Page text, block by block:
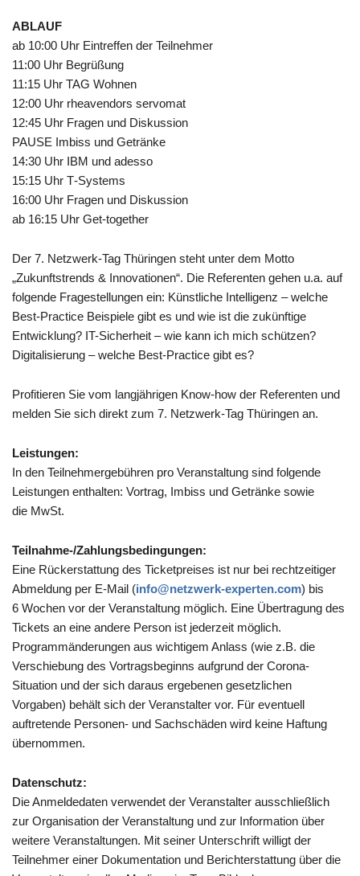
ABLAUF
ab 10:00 Uhr Ein­tref­fen der Teilnehmer
11:00 Uhr Begrüßung
11:15 Uhr TAG Wohnen
12:00 Uhr rhe­a­ven­dors servomat
12:45 Uhr Fra­gen und Diskussion
PAUSE Imbiss und Getränke
14:30 Uhr IBM und adesso
15:15 Uhr T‑Systems
16:00 Uhr Fra­gen und Diskussion
ab 16:15 Uhr Get-together
Der 7. Netz­werk-Tag Thü­rin­gen steht unter dem Motto
„Zukunfts­trends & Inno­va­tio­nen“. Die Refe­ren­ten gehen u.a. auf
fol­gende Fra­ge­stel­lun­gen ein: Künst­li­che Intel­li­genz – wel­che
Best-Prac­tice Bei­spiele gibt es und wie ist die zukünf­tige
Ent­wick­lung? IT-Sicher­heit – wie kann ich mich schüt­zen?
Digi­ta­li­sie­rung – wel­che Best-Prac­tice gibt es?
Pro­fi­tie­ren Sie vom lang­jäh­ri­gen Know-how der Refe­ren­ten und
mel­den Sie sich direkt zum 7. Netz­werk-Tag Thü­rin­gen an.
Leis­tun­gen:
In den Teil­neh­mer­ge­büh­ren pro Ver­an­stal­tung sind fol­gende
Leis­tun­gen ent­hal­ten: Vor­trag, Imbiss und Getränke sowie
die MwSt.
Teil­nahme-/Zah­lungs­be­din­gun­gen:
Eine Rück­erstat­tung des Ticket­prei­ses ist nur bei recht­zei­ti­ger
Abmel­dung per E‑Mail (info@​netzwerk-​experten.​com) bis
6 Wochen vor der Ver­an­stal­tung mög­lich. Eine Über­tra­gung des
Tickets an eine andere Per­son ist jeder­zeit mög­lich.
Pro­gramm­än­de­run­gen aus wich­ti­gem Anlass (wie z.B. die
Ver­schie­bung des Vor­trags­be­ginns auf­grund der Corona-
Situa­tion und der sich dar­aus erge­be­nen gesetz­li­chen
Vor­ga­ben) behält sich der Ver­an­stal­ter vor. Für even­tu­ell
auf­tre­tende Per­so­nen- und Sach­schä­den wird keine Haf­tung
übernommen.
Daten­schutz:
Die Anmel­de­da­ten ver­wen­det der Ver­an­stal­ter aus­schließ­lich
zur Orga­ni­sa­ti­on der Ver­an­stal­tung und zur Infor­ma­ti­on über
wei­te­re Ver­an­stal­tun­gen. Mit sei­ner Unter­schrift wil­ligt der
Teil­neh­mer einer Doku­men­ta­ti­on und Bericht­erstat­tung über die